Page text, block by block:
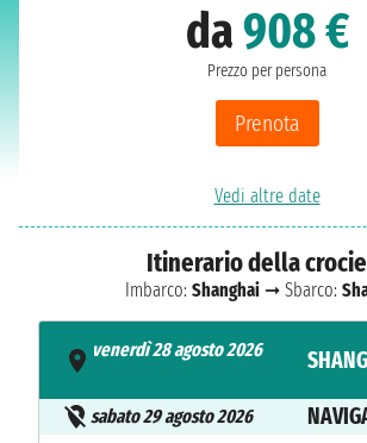
da908 €
Prezzo per persona
Prenota
Vedi altre date
Itinerario della
Imbarco: Shanghai➞ Sbarco:
venerdì 28 agosto 2026
sabato 29 agosto 2026